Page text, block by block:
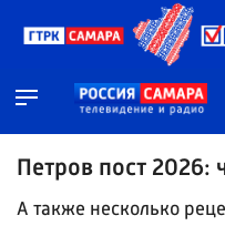
Петров пост 2026:
А также несколько